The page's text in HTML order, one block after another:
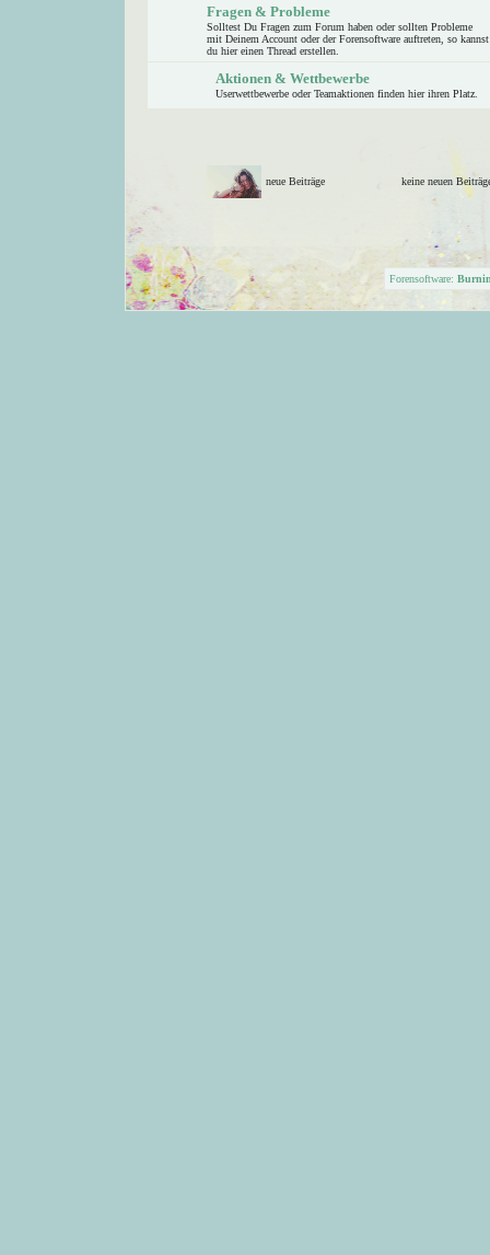
Fragen & Probleme
Solltest Du Fragen zum Forum haben oder sollten Probleme
mit Deinem Account oder der Forensoftware auftreten, so kannst
du hier einen Thread erstellen.
Aktionen & Wettbewerbe
Userwettbewerbe oder Teamaktionen finden hier ihren Platz.
neue Beiträge keine neuen
Forensoftware: